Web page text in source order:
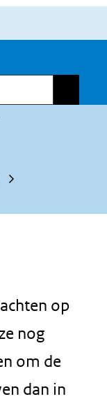
op
nog
om de
dan in